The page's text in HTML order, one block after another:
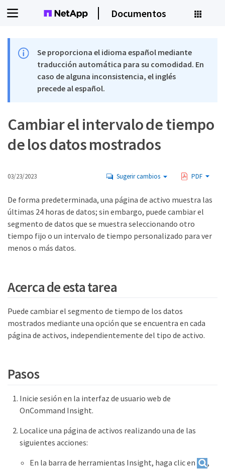
Documentos
Se proporciona el idioma español mediante
traducción automática para su comodidad. En
caso de alguna inconsistencia, el inglés
precede al español.
Cambiar el intervalo de tiempo
de los datos mostrados
03/23/2023 Sugerir cambios PDF
De forma predeterminada, una página de activo muestra las
últimas 24 horas de datos; sin embargo, puede cambiar el
segmento de datos que se muestra seleccionando otro
tiempo fijo o un intervalo de tiempo personalizado para ver
menos o más datos.
Acerca de esta tarea
Puede cambiar el segmento de tiempo de los datos
mostrados mediante una opción que se encuentra en cada
página de activos, independientemente del tipo de activo.
Pasos
Inicie sesión en la interfaz de usuario web de
OnCommand Insight.
Localice una página de activos realizando una de las
siguientes acciones:
En la barra de herramientas Insight, haga clic en
,